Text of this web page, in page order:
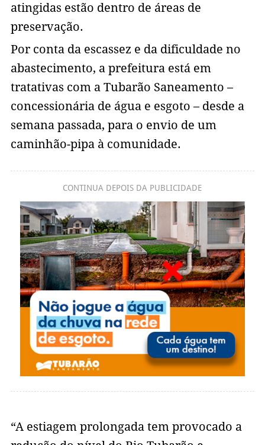
atingidas estão dentro de áreas de
preservação.
Por conta da escassez e da dificuldade no
abastecimento, a prefeitura está em
tratativas com a Tubarão Saneamento –
concessionária de água e esgoto – desde a
semana passada, para o envio de um
caminhão-pipa à comunidade.
CONTINUA DEPOIS DA PUBLICIDADE
“A estiagem prolongada tem provocado a